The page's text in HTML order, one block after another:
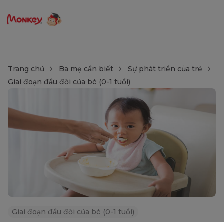
Trang chủ Ba mẹ cần biết
Sự phát triển của trẻ
Giai đoạn đầu đời của bé (0-1 tuổi)
Giai đoạn đầu đời của bé (0-1 tuổi)